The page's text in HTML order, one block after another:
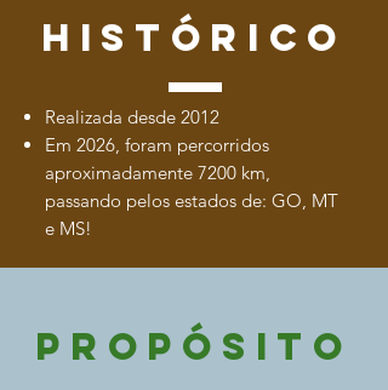
Histórico
Realizada desde 2012
Em 2026, foram percorridos
aproximadamente 7200 km,
passando pelos estados de: GO, MT
e MS!
Propósito